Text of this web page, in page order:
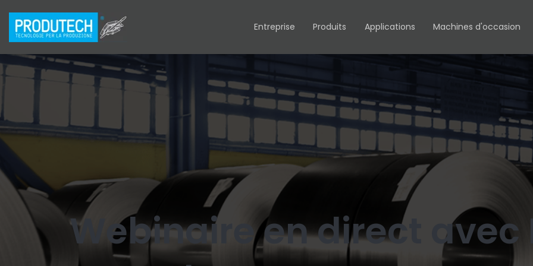
Entreprise Produits Applications Machines d'occasion
Webinaire en direct avec